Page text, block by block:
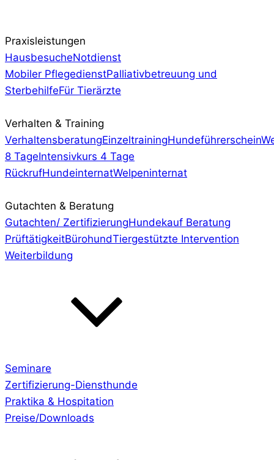
Praxisleistungen
HausbesucheNotdienst
Mobiler PflegedienstPalliativbetreuung und
SterbehilfeFür Tierärzte
Verhalten & Training
VerhaltensberatungEinzeltrainingHundeführerschein
8 TageIntensivkurs 4 Tage
RückrufHundeinternatWelpeninternat
Gutachten & Beratung
Gutachten/ ZertifizierungHundekauf Beratung
PrüftätigkeitBürohundTiergestützte Intervention
Weiterbildung
Seminare
Zertifizierung-Diensthunde
Praktika & Hospitation
Preise/Downloads